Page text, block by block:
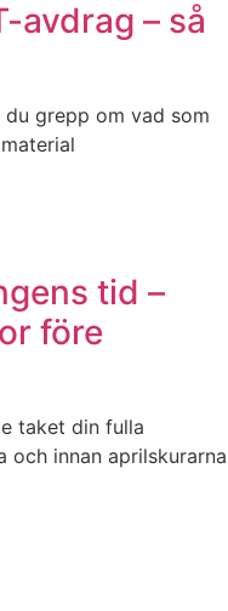
avdrag – så
grepp om vad som
tid –
före
taket din fulla
och innan aprilskurarna